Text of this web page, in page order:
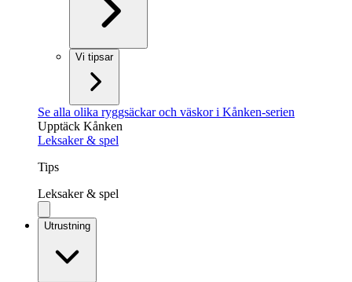
Vi tipsar
Se alla olika ryggsäckar och väskor i Kånken-serien
Upptäck Kånken
Leksaker & spel
Tips
Leksaker & spel
Utrustning